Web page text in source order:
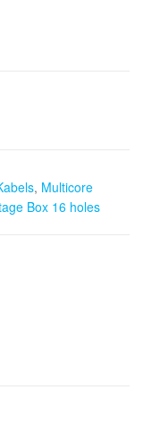
, Multicore
Box 16 holes